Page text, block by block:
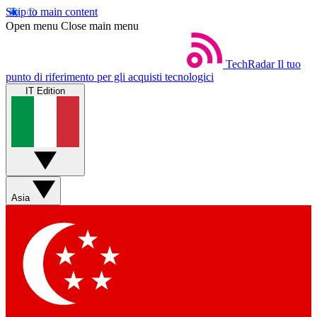
Skip to main content
Open menu Close main menu
TechRadar Il tuo
punto di riferimento per gli acquisti tecnologici
IT Edition
Asia